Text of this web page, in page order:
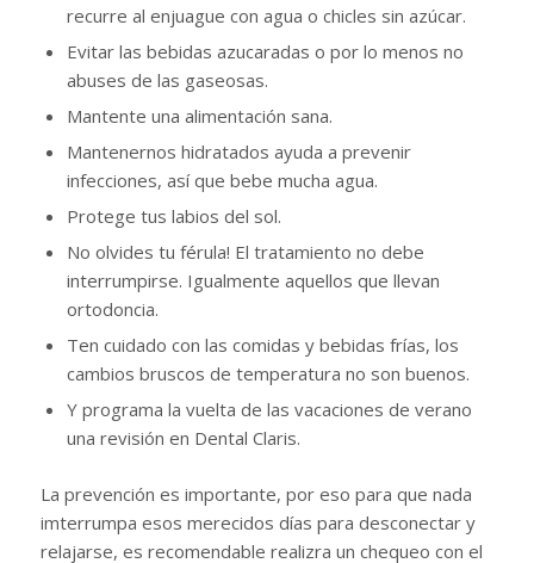
recurre al enjuague con agua o chicles sin azúcar.
Evitar las bebidas azucaradas o por lo menos no
abuses de las gaseosas.
Mantente una alimentación sana.
Mantenernos hidratados ayuda a prevenir
infecciones, así que bebe mucha agua.
Protege tus labios del sol.
No olvides tu férula! El tratamiento no debe
interrumpirse. Igualmente aquellos que llevan
ortodoncia.
Ten cuidado con las comidas y bebidas frías, los
cambios bruscos de temperatura no son buenos.
Y programa la vuelta de las vacaciones de verano
una revisión en Dental Claris.
La prevención es importante, por eso para que nada
imterrumpa esos merecidos días para desconectar y
relajarse, es recomendable realizra un chequeo con el